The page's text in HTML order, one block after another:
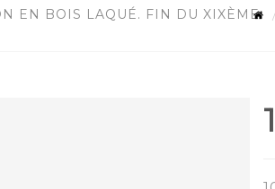
EN BOIS LAQUÉ. FIN DU XIXÈME